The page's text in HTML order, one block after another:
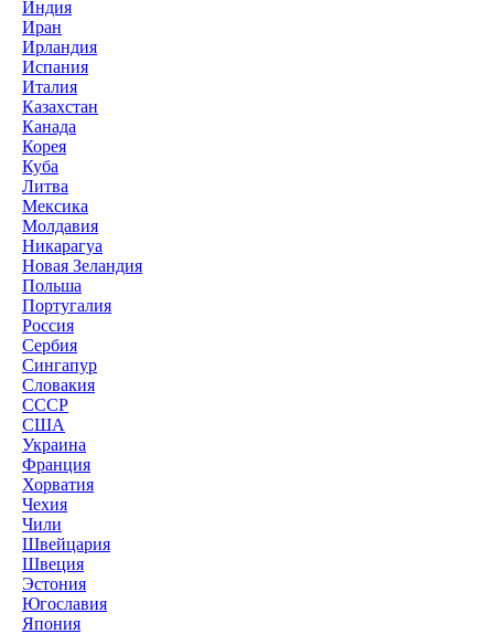
Индия
Иран
Ирландия
Испания
Италия
Казахстан
Канада
Корея
Куба
Литва
Мексика
Молдавия
Никарагуа
Новая Зеландия
Польша
Португалия
Россия
Сербия
Сингапур
Словакия
СССР
США
Украина
Франция
Хорватия
Чехия
Чили
Швейцария
Швеция
Эстония
Югославия
Япония